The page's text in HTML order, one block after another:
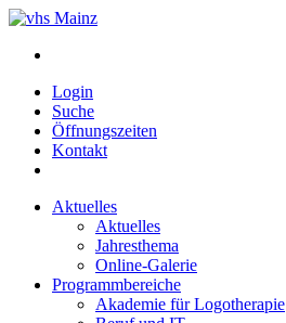
Login
Suche
Öffnungszeiten
Kontakt
Aktuelles
Aktuelles
Jahresthema
Online-Galerie
Programmbereiche
Akademie für Logotherapie